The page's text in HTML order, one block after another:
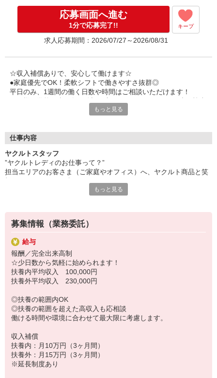
◎扶養の範囲内OK
◎扶養の範囲を超えた高収入も応相談
働ける時間や環境に合わせて最大限に考慮します。
収入補償
扶養外：月15万円（3ヶ月間）
※延長制度あり
※研修期間：（日給2,500円、13日間）
収入保障期間：3か月
応募画面へ進む
1分で応募完了!! キープ
求人応募期間：2026/07/27～2026/08/31
☆収入補償ありで、安心して働けます☆
●家庭優先でOK！柔軟シフトで働きやすさ抜群◎
平日のみ、1週間の働く日数や時間はご相談いただけます！
し合ってシフト調整しやすい環境です。
20代〜40代の子育て世代の主婦（夫）さんが多数活躍中！
場なので、ブランクがあってもすぐに馴染めますよ。
●未経験でも心配いりません！安心の研修＆同行サポート
商品知識からお届けのコツまで、先輩スタッフが基本から丁寧に
慣れるまでは同行もあるので、初めての方も安心してチャレンジ
●家計にプラスα！収入補償制度あり
お仕事に慣れるまでの期間をサポートする収入補償制度がありま
す（規定あり）。
扶養内での勤務ももちろん可能ですので、ご希望の働き方をご相
談ください。
もっと見る
仕事内容
ヤクルトスタッフ
”ヤクルトレディのお仕事って？”
担当エリアのお客さま（ご家庭やオフィス）へ、ヤクルト商品と笑
健康習慣をサポートし、地域の方々とのふれあいを大切にしていま
9:00頃 〜お仕事スタート！
〜 センターで準備：お届けする商品を準備したり、仲間と
情報交換したり。和気あいあいとした雰囲気です。
〜 お届けに出発：自転車やバイク（原付）などで、いつも
のルートでお客さまのもとへ。
〜 お昼休憩：お届けの合間やセンターに戻って、自分のペ
ースでランチタイム。
〜 事務作業・翌日の準備：センターに戻り、売上のまとめ
14:30頃 〜 お仕事終了：夕飯の準備にも間に合う時間に退勤♪
【このお仕事のポイント】
・お客さまとのコミュニケーション:
つ。
「いつもありがとう」「あなたが来るのを楽しみにしているの」そ
んな言葉が直接聞ける、やりがいのあるお仕事です。
もっと見る
募集情報（業務委託）
給与
報酬／完全出来高制
☆少日数から気軽に始められます！
扶養内平均収入 100,000円
扶養外平均収入 230,000円
◎扶養の範囲内OK
◎扶養の範囲を超えた高収入も応相談
働ける時間や環境に合わせて最大限に考慮します。
収入補償
扶養内：月10万円（3ヶ月間）
扶養外：月15万円（3ヶ月間）
※延長制度あり